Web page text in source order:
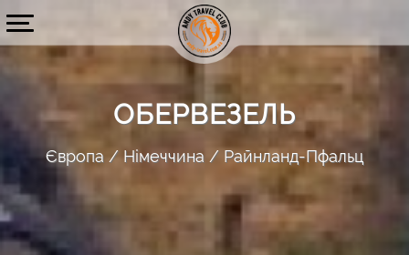
ОБЕРВЕЗЕЛЬ
Європа Німеччина Райнланд-Пфальц